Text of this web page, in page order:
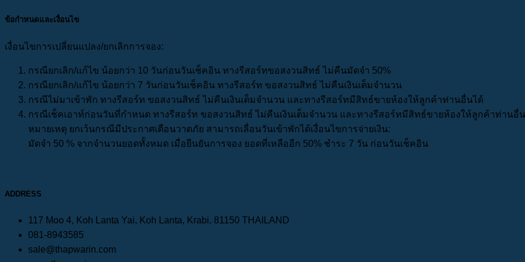
ข้อกำหนดและเงื่อนไข
เงื่อนไขการเปลี่ยนแปลง/ยกเลิกการจอง:
กรณียกเลิก/แก้ไข น้อยกว่า 10 วันก่อนวันเช็คอิน ทางรีสอร์ทขอสงวนสิทธ์ ไม่คืนมัดจำ 50%
กรณียกเลิก/แก้ไข น้อยกว่า 7 วันก่อนวันเช็คอิน ทางรีสอร์ท ขอสงวนสิทธ์ ไม่คืนเงินเต็มจำนวน
กรณีไม่มาเข้าพัก ทางรีสอร์ท ขอสงวนสิทธ์ ไม่คืนเงินเต็มจำนวน และทางรีสอร์ทมีสิทธ์ขายห้องให้ลูกค้าท่านอื่นได้
กรณีเช็คเอาท์ก่อนวันที่กำหนด ทางรีสอร์ท ขอสงวนสิทธ์ ไม่คืนเงินเต็มจำนวน และทางรีสอร์ทมีสิทธ์ขายห้องให้ลูกค้าท่านอื่
หมายเหตุ ยกเว้นกรณีมีประกาศเตือนวาตภัย สามารถเลื่อนวันเข้าพักได้เงื่อนไขการจ่ายเงิน:
มัดจำ 50 % จากจำนวนยอดทั้งหมด เมื่อยืนยันการจอง ยอดที่เหลืออีก 50% ชำระ 7 วัน ก่อนวันเช็คอิน
ADDRESS
117 Moo 4, Koh Lanta Yai, Koh Lanta, Krabi, 81150 THAILAND
081-8943585
sale@thapwarin.com